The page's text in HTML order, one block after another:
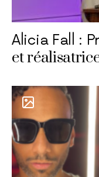
Alicia Fall :
et